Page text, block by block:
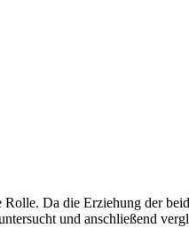
Da die Erziehung der
und anschließend